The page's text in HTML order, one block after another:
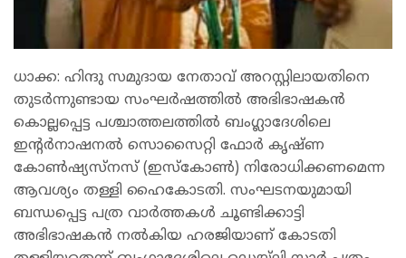
ധാക്ക: ഹിന്ദു സമുദായ നേതാവ് അറസ്റ്റിലായതിനെ
തുടർന്നുണ്ടായ സംഘർഷത്തിൽ അഭിഭാഷകൻ
കൊല്ലപ്പെട്ട പശ്ചാത്തലത്തിൽ ബംഗ്ലാദേശിലെ
ഇന്റർനാഷനൽ സൊസൈറ്റി ഫോർ കൃഷ്ണ
കോൺഷ്യസ്നസ് (ഇസ്കോൺ) നിരോധിക്കണമെന്ന
ആവശ്യം തള്ളി ഹൈകോടതി. സംഘടനയുമായി
ബന്ധപ്പെട്ട പത്ര വാർത്തകൾ ചൂണ്ടിക്കാട്ടി
അഭിഭാഷകൻ നൽകിയ ഹരജിയാണ് കോടതി